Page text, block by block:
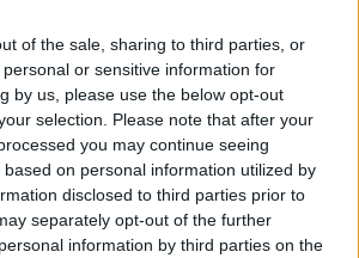
of the sale, sharing to third parties, or
or sensitive information for
by us, please use the below opt-out
selection. Please note that after your
you may continue seeing
on personal information utilized by
disclosed to third parties prior to
separately opt-out of the further
information by third parties on the
il sistema,
di Portoferraio rientra la destinazione
di una quota dell’energia prodotta.
Già le sue conclusioni daranno una prima